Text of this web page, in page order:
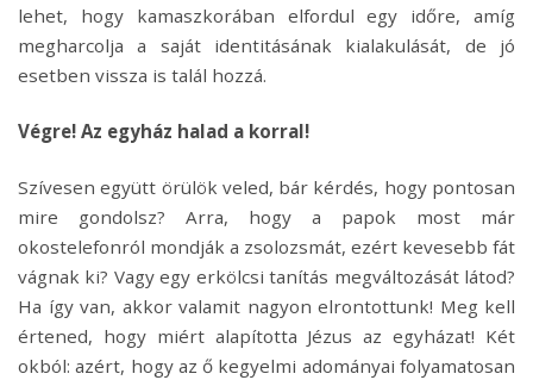
lehet, hogy kamaszkorában elfordul egy időre, amíg
megharcolja a saját identitásának kialakulását, de jó
esetben vissza is talál hozzá.
Végre! Az egyház halad a korral!
Szívesen együtt örülök veled, bár kérdés, hogy pontosan
mire gondolsz? Arra, hogy a papok most már
okostelefonról mondják a zsolozsmát, ezért kevesebb fát
vágnak ki? Vagy egy erkölcsi tanítás megváltozását látod?
Ha így van, akkor valamit nagyon elrontottunk! Meg kell
értened, hogy miért alapította Jézus az egyházat! Két
okból: azért, hogy az ő kegyelmi adományai folyamatosan